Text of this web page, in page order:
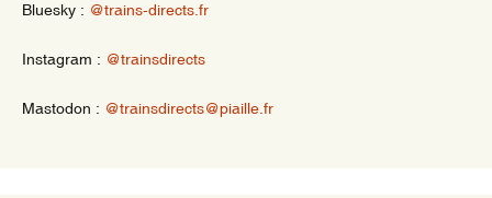
Bluesky : @trains-directs.fr
Instagram : @trainsdirects
Mastodon : @trainsdirects@piaille.fr